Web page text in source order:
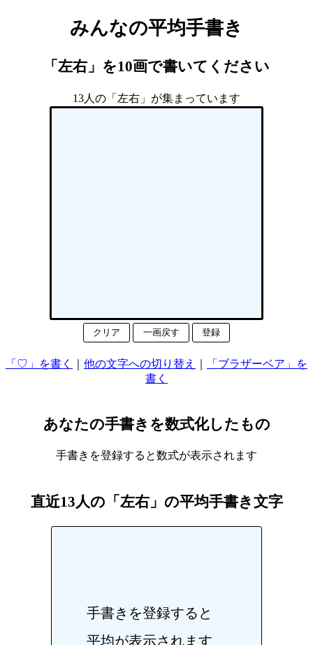
みんなの平均手書き
「左右」を10画で書いてください
13人の「左右」が集まっています
クリア 一画戻す 登録
「♡」を書く 他の文字への切り替え
「ブラザーベア」を
書く
あなたの手書きを数式化したもの
手書きを登録すると数式が表示されます
直近13人の「左右」の平均手書き文字
手書きを登録すると
平均が表示されます